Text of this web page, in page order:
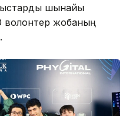
шынайы
волонтер жобаның